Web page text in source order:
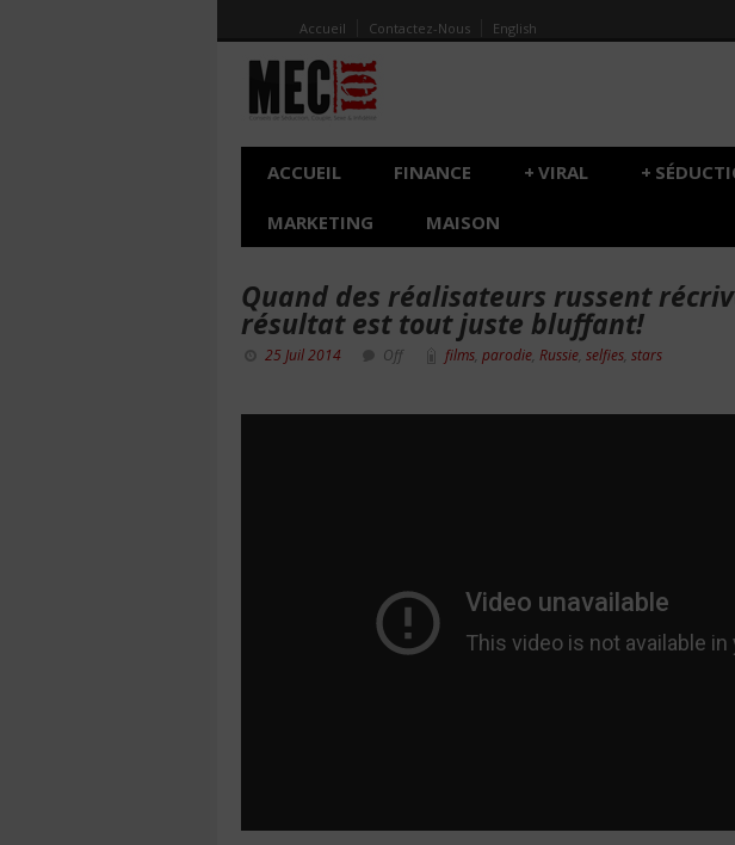
Accueil Contactez-Nous English
ACCUEIL FINANCE VIRAL
+ +
MARKETING MAISON
Quand des réalisateurs russent
résultat est tout juste bluffant!
25 Juil 2014 Off films parodie Russie selfies stars